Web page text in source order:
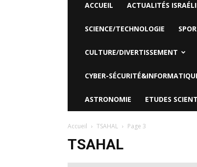
ACCUEIL ACTUALITÉS
SCIENCE/TECHNOLOGIE
CULTURE/DIVERTISSEMENT
CYBER-
ASTRONOMIE ETUDES
Accueil TSAHAL Page 3
TSAHAL